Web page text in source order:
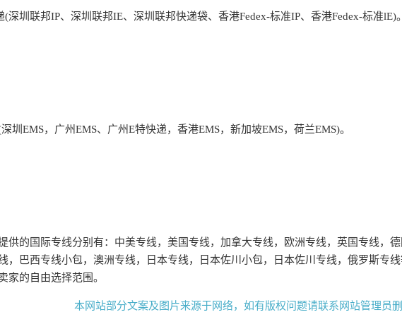
(深圳联邦IP、深圳联邦IE、深圳联邦快递袋、香港Fedex-标准IP、香港Fedex-标准lE)
圳EMS，广州EMS、广州E特快递，香港EMS，新加坡EMS，荷兰EMS)。
供的国际专线分别有：中美专线，美国专线，加拿大专线，欧洲专线，英国专线，
，巴西专线小包，澳洲专线，日本专线，日本佐川小包，日本佐川专线，俄罗斯专
家的自由选择范围。
本网站部分文案及图片来源于网络，如有版权问题请联系网站管理员